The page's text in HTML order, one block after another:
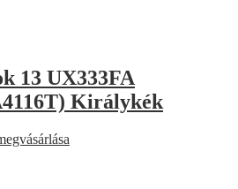
13 UX333FA
Királykék